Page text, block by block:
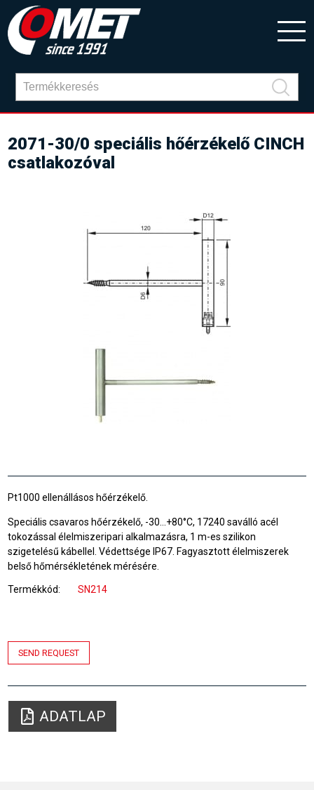
2071-30/0 speciális hőérzékelő CINCH
csatlakozóval
Pt1000 ellenállásos hőérzékelő.
Speciális csavaros hőérzékelő, -30…+80°C, 17240 saválló acél
tokozással élelmiszeripari alkalmazásra, 1 m-es szilikon
szigetelésű kábellel. Védettsége IP67. Fagyasztott élelmiszerek
belső hőmérsékletének mérésére.
Termékkód SN214
SEND REQUEST
ADATLAP